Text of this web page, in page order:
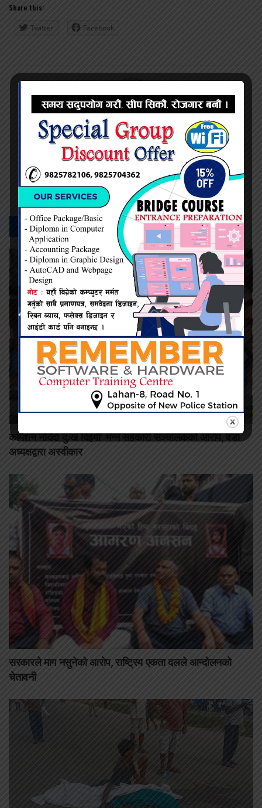
Share this:
Twitter Facebook
नेत्र दैनिक
सम्बन्धित -समाचार
कमिशन नदिँदा दुःख दिइयो’ भन्ने सहकारी सञ्चालकको आरोप, वडा
अध्यक्षद्वारा अस्वीकार
सरकारले माग नसुनेको आरोप, राष्ट्रिय एकता दलले आन्दोलनको
चेतावनी